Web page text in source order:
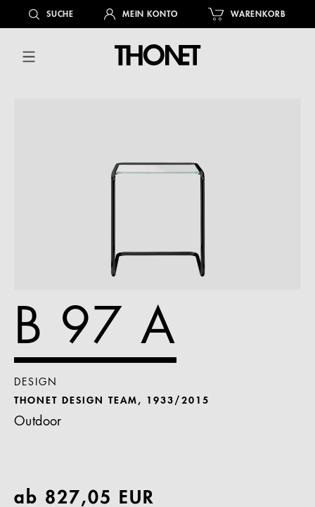
springenSUCHE MEIN KONTO WARENKORB
B 97 A
DESIGN
THONET DESIGN TEAM, 1933/2015
Outdoor
ab 827,05 EUR